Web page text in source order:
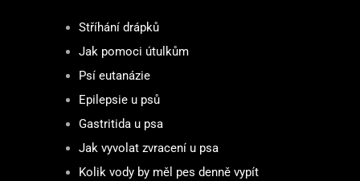
Stříhání drápků
Jak pomoci útulkům
Psí eutanázie
Epilepsie u psů
Gastritida u psa
Jak vyvolat zvracení u psa
Kolik vody by měl pes denně vypít